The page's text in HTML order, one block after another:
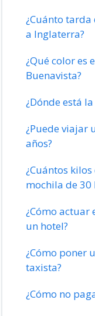
¿Cuánto tarda
a Inglaterra?
¿Qué color es
Buenavista?
¿Dónde está
¿Puede viajar
años?
¿Cuántos
mochila de 30
¿Cómo actuar
un hotel?
¿Cómo poner
taxista?
¿Cómo no